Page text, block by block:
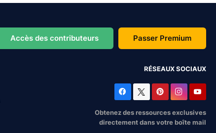
Accès des contributeurs Passer Premium
RÉSEAUX SOCIAUX
Obtenez des ressources exclusives
directement dans votre boîte mail